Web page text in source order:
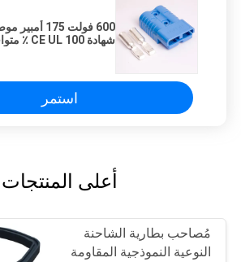
600 فولت 175
شهادة CE UL 100 ٪ متوافق مع Yazaki
استمر
أعلى المنتجات
مُصاحب بطارية الشاحنة
النوعية النموذجية المقاومة